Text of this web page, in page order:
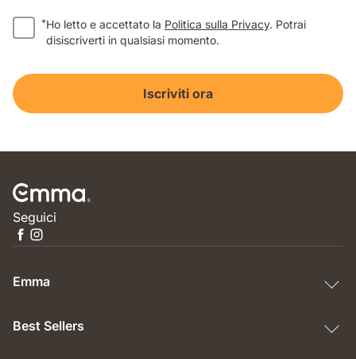
*Ho letto e accettato la Politica sulla Privacy. Potrai
disiscriverti in qualsiasi momento.
Iscriviti ora
Seguici
Emma
Best Sellers